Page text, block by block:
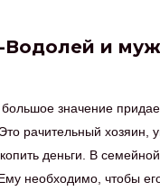
и
большое значение
рачительный хозяин,
деньги. В
необходимо, чтобы